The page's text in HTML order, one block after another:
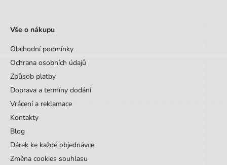
Vše o nákupu
Obchodní podmínky
Ochrana osobních údajů
Způsob platby
Doprava a termíny dodání
Vrácení a reklamace
Kontakty
Blog
Dárek ke každé objednávce
Změna cookies souhlasu